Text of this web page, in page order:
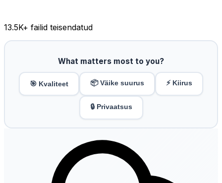
13.5K+ failid teisendatud
What matters most to you?
🎯 Kvaliteet 📦 Väike suurus ⚡ Kiirus
🔒 Privaatsus